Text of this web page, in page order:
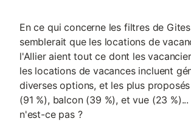
En ce qui concerne les filtres de
semblerait que les locations de
l'Allier aient tout ce dont les
les locations de vacances incluent
diverses options, et les plus
(91 %), balcon (39 %), et vue (23 %)...
n'est-ce pas ?